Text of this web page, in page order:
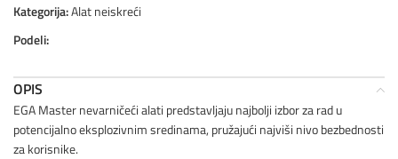
Kategorija:Alat neiskreći
Podeli:
OPIS
EGA Master nevarničeći alati predstavljaju najbolji izbor za rad u
potencijalno eksplozivnim sredinama, pružajući najviši nivo bezbednosti
za korisnike.